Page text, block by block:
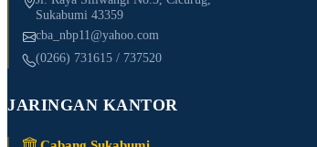
Sukabumi 43359
cba_nbp11@yahoo.com
(0266) 731615 / 737520
JARINGAN KANTOR